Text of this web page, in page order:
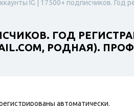
IG | 17500+ подписчиков. Год
ГОД
РОДНАЯ).
автоматически.